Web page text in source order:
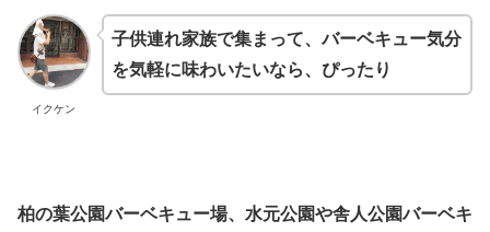
イクケン
子供連れ家族で集まって、バーベキュー気分
を気軽に味わいたいなら、ぴったり
柏の葉公園バーベキュー場、水元公園や舎人公園バーベキ